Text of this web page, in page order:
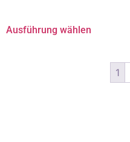
Ausführung wählen
1